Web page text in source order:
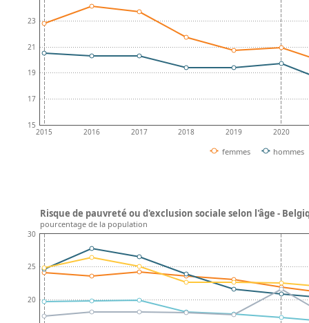
2015 2016 2017 2018 2019 2020
15
17
19
21
23
femmes hommes
20
25
30
Risque de pauvreté ou d'exclusion sociale selon l'âge -
pourcentage de la population